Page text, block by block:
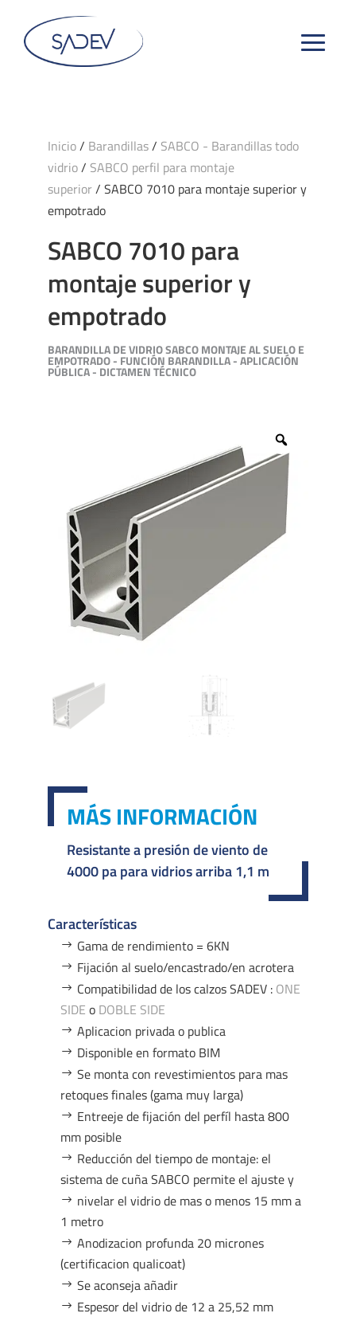
Inicio/ Barandillas/ SABCO - Barandillas todo
vidrio/ SABCO perfil para montaje
superior/ SABCO 7010 para montaje superior y
empotrado
SABCO 7010 para
montaje superior y
empotrado
BARANDILLA DE VIDRIO SABCO MONTAJE AL SUELO E
EMPOTRADO - FUNCIÓN BARANDILLA - APLICACIÓN
PÚBLICA - DICTAMEN TÉCNICO
MÁS INFORMACIÓN
Resistante a presión de viento de
4000 pa para vidrios arriba 1,1 m
Características
Gama de rendimiento = 6KN
Fijación al suelo/encastrado/en acrotera
Compatibilidad de los calzos SADEV : ONE
SIDE o DOBLE SIDE
Aplicacion privada o publica
Disponible en formato BIM
Se monta con revestimientos para mas
retoques finales (gama muy larga)
Entreeje de fijación del perfíl hasta 800
mm posible
Reducción del tiempo de montaje: el
sistema de cuña SABCO permite el ajuste y
nivelar el vidrio de mas o menos 15 mm a
1 metro
Anodizacion profunda 20 micrones
(certificacion qualicoat)
Se aconseja añadir
Espesor del vidrio de 12 a 25,52 mm